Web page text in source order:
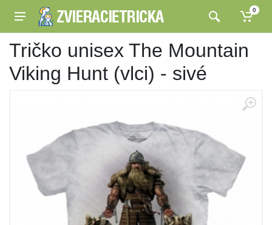
0
Tričko unisex The Mountain
Viking Hunt (vlci) - sivé